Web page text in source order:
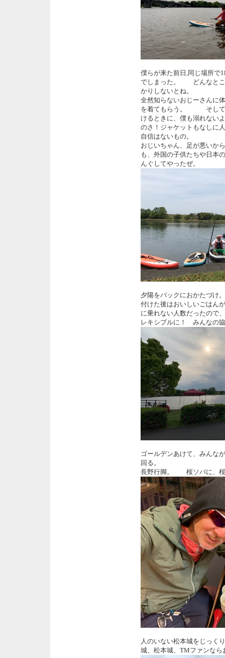
僕らが来た前日,同じ場所で
でしまった。 どんなとこ
かりしないとね。
全然知らないおじーさん
を着てもらう。 そして、
けるときに、僕も溺れない
のさ！ジャケットもなしに
自信はないもの。
おじいちゃん、足が悪いか
も、外国の子供たちや日本
んぐしてやったぜ。
夕陽をバックにおかたづけ
付けた後はおいしいごはん
に乗れない人数だったので
レキシブルに！ みんなの
ゴールデンあけて、みんな
回る。
長野行脚。 桜ソバに、
人のいない松本城をじっ
城、松本城、TMファンな